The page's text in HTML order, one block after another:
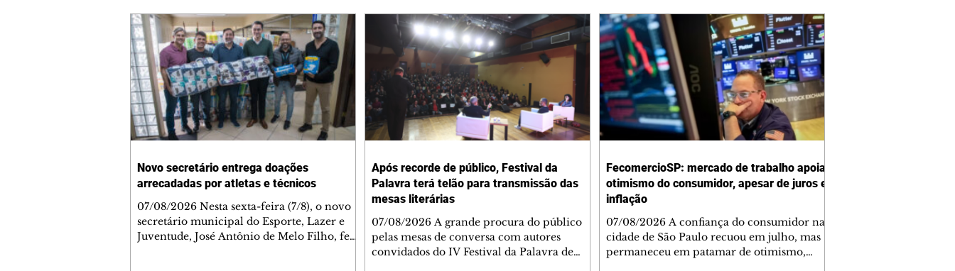
Novo secretário entrega doações
arrecadadas por atletas e técnicos
07/08/2026 Nesta sexta-feira (7/8), o novo
secretário municipal do Esporte, Lazer e
Juventude, José Antônio de Melo Filho, fez
Após recorde de público, Festival da
Palavra terá telão para transmissão das
mesas literárias
07/08/2026 A grande procura do público
pelas mesas de conversa com autores
convidados do IV Festival da Palavra de
FecomercioSP: mercado de trabalho apoia
otimismo do consumidor, apesar de juros e
inflação
07/08/2026 A confiança do consumidor na
cidade de São Paulo recuou em julho, mas
permaneceu em patamar de otimismo,